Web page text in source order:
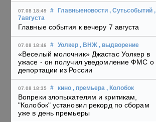
07.08 18:49 # Главныеновости , Сутьсобытий ,
7августа
Главные события к вечеру 7 августа
07.08 18:46 # Уолкер , ВНЖ , выдворение
«Веселый молочник» Джастас Уолкер в
ужасе - он получил уведомление ФМС о
депортации из России
07.08 18:35 # кино , премьера , Колобок
Вопреки злопыхателям и критикам,
"Колобок" установил рекорд по сборам
уже в день премьеры